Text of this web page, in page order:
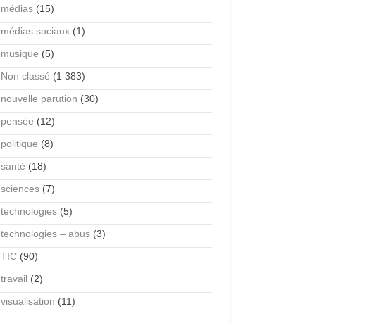
médias (15)
médias sociaux (1)
musique (5)
Non classé (1 383)
nouvelle parution (30)
pensée (12)
politique (8)
santé (18)
sciences (7)
technologies (5)
technologies – abus (3)
TIC (90)
travail (2)
visualisation (11)